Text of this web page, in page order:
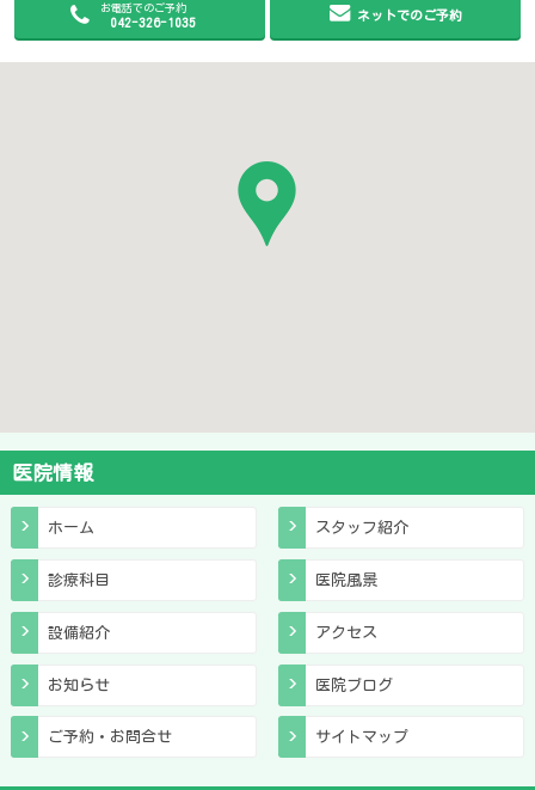
お電話でのご予約
042-326-1035
ネットでのご予約
医院情報
ホーム スタッフ紹介
診療科目 医院風景
設備紹介 アクセス
お知らせ 医院ブログ
ご予約・お問合せ サイトマップ